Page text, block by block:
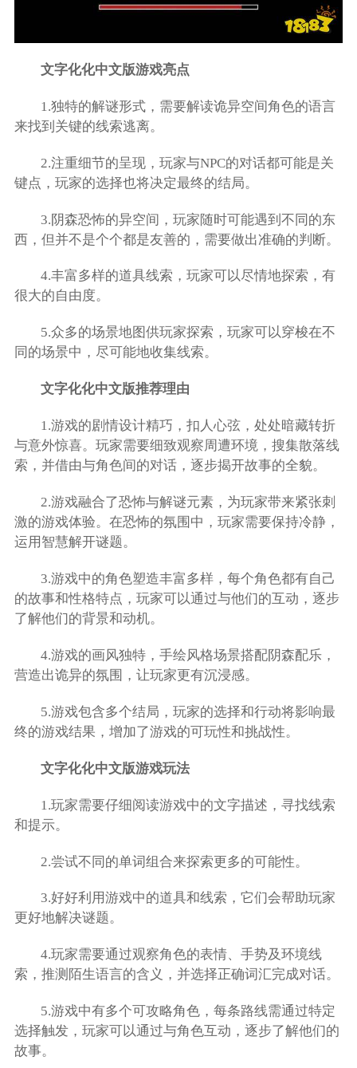
文字化化中文版游戏亮点
1.独特的解谜形式，需要解读诡异空间角色的语言
来找到关键的线索逃离。
2.注重细节的呈现，玩家与NPC的对话都可能是关
键点，玩家的选择也将决定最终的结局。
3.阴森恐怖的异空间，玩家随时可能遇到不同的东
西，但并不是个个都是友善的，需要做出准确的判断。
4.丰富多样的道具线索，玩家可以尽情地探索，有
很大的自由度。
5.众多的场景地图供玩家探索，玩家可以穿梭在不
同的场景中，尽可能地收集线索。
文字化化中文版推荐理由
1.游戏的剧情设计精巧，扣人心弦，处处暗藏转折
与意外惊喜。玩家需要细致观察周遭环境，搜集散落线
索，并借由与角色间的对话，逐步揭开故事的全貌。
2.游戏融合了恐怖与解谜元素，为玩家带来紧张刺
激的游戏体验。在恐怖的氛围中，玩家需要保持冷静，
运用智慧解开谜题。
3.游戏中的角色塑造丰富多样，每个角色都有自己
的故事和性格特点，玩家可以通过与他们的互动，逐步
了解他们的背景和动机。
4.游戏的画风独特，手绘风格场景搭配阴森配乐，
营造出诡异的氛围，让玩家更有沉浸感。
5.游戏包含多个结局，玩家的选择和行动将影响最
终的游戏结果，增加了游戏的可玩性和挑战性。
文字化化中文版游戏玩法
1.玩家需要仔细阅读游戏中的文字描述，寻找线索
和提示。
2.尝试不同的单词组合来探索更多的可能性。
3.好好利用游戏中的道具和线索，它们会帮助玩家
更好地解决谜题。
4.玩家需要通过观察角色的表情、手势及环境线
索，推测陌生语言的含义，并选择正确词汇完成对话。
5.游戏中有多个可攻略角色，每条路线需通过特定
选择触发，玩家可以通过与角色互动，逐步了解他们的
故事。